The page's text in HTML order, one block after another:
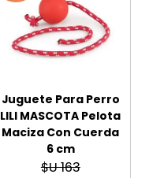
Juguete Para Perro
LILI MASCOTA Pelota
Maciza Con Cuerda
6 cm
$U 163